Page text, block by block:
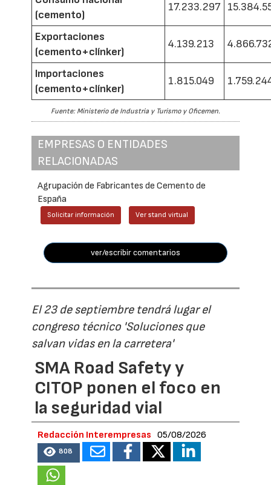
(cemento)
17.233.297
Exportaciones
(cemento+clínker)
4.139.213
Importaciones
(cemento+clínker)
1.815.049
Fuente: Ministerio de Industria y Turismo y Oficemen.
EMPRESAS O ENTIDADES
RELACIONADAS
Agrupación de Fabricantes de Cemento de
España
Solicitar información Ver stand virtual
ver/escribir comentarios
El 23 de septiembre tendrá lugar el
congreso técnico 'Soluciones que
salvan vidas en la carretera'
SMA Road Safety y
CITOP ponen el foco en
la seguridad vial
Redacción Interempresas 05/08/2026
808